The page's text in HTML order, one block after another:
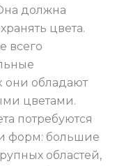
должна
цвета.
всего
они обладают
цветами.
потребуются
форм: большие
областей,